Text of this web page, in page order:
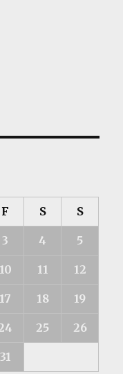
F S S
3 4 5
10 11 12
17 18 19
25 26
31